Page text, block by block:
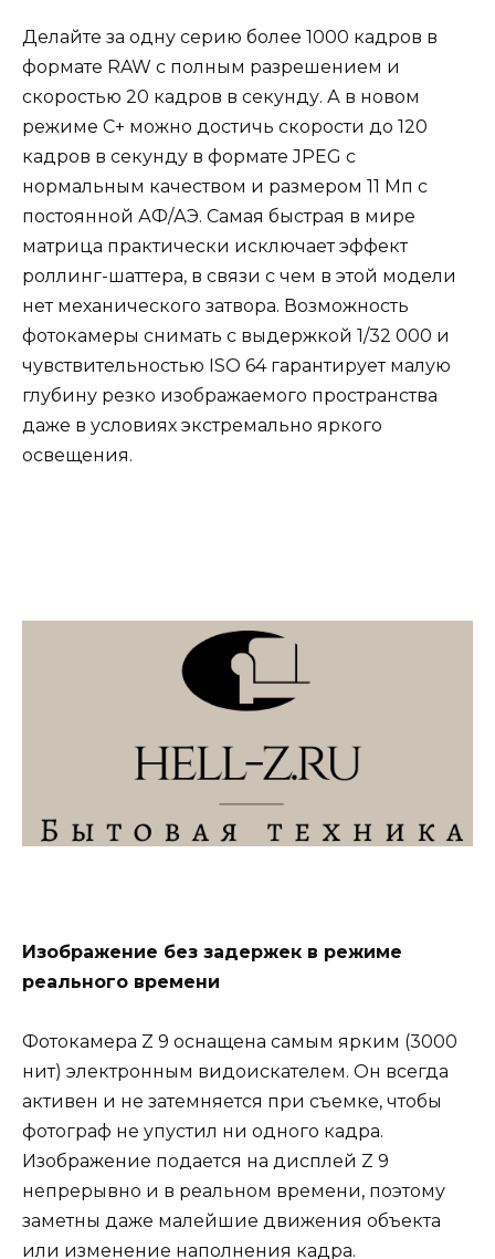
Делайте за одну серию более 1000 кадров в
формате RAW с полным разрешением и
скоростью 20 кадров в секунду. А в новом
режиме C+ можно достичь скорости до 120
кадров в секунду в формате JPEG с
нормальным качеством и размером 11 Мп с
постоянной АФ/АЭ. Самая быстрая в мире
матрица практически исключает эффект
роллинг-шаттера, в связи с чем в этой модели
нет механического затвора. Возможность
фотокамеры снимать с выдержкой 1/32 000 и
чувствительностью ISO 64 гарантирует малую
глубину резко изображаемого пространства
даже в условиях экстремально яркого
освещения.
Изображение без задержек в режиме
реального времени
Фотокамера Z 9 оснащена самым ярким (3000
нит) электронным видоискателем. Он всегда
активен и не затемняется при съемке, чтобы
фотограф не упустил ни одного кадра.
Изображение подается на дисплей Z 9
непрерывно и в реальном времени, поэтому
заметны даже малейшие движения объекта
или изменение наполнения кадра.